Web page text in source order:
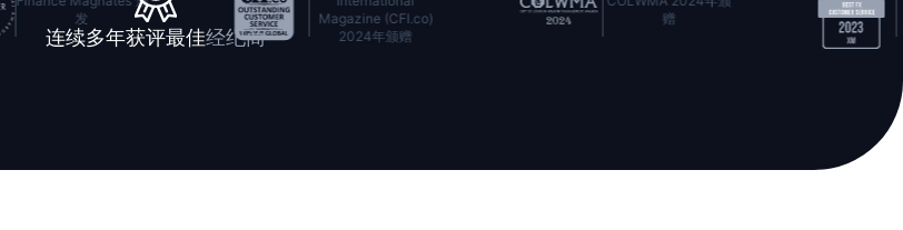
Magazine (CFI.co)
2024年颁赠
Forex Awards 2023
连续多年获评最佳经纪商